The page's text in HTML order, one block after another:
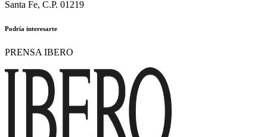
Santa Fe, C.P. 01219
Podría interesarte
PRENSA IBERO